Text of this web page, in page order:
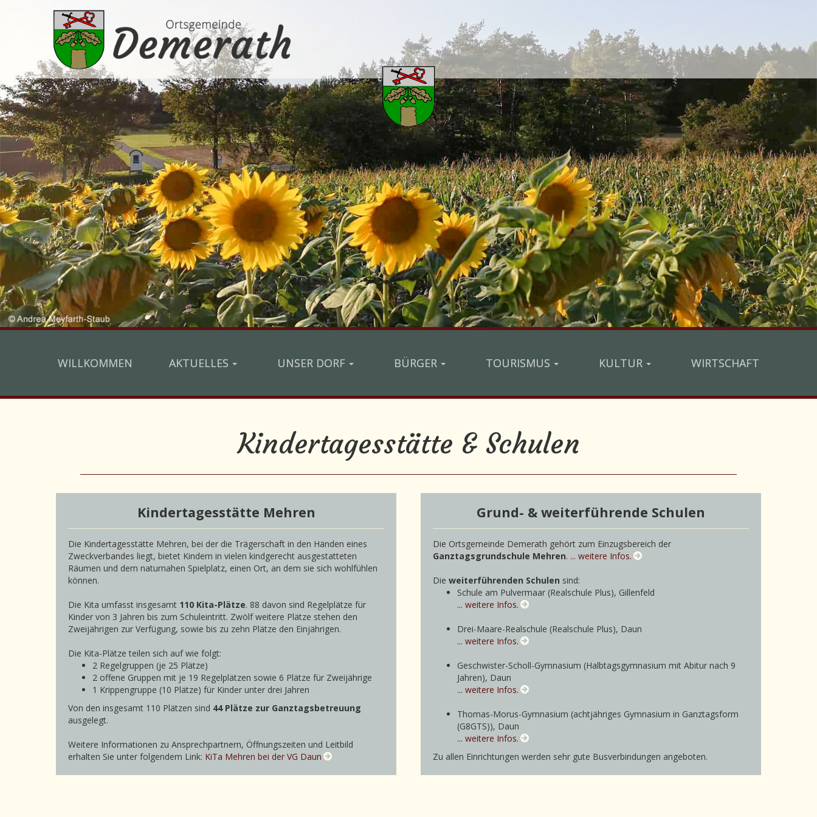
WILLKOMMEN AKTUELLES UNSER DORF BÜRGER TOURISMUS KULTUR WIRTSCHAFT
Kindertagesstätte & Schulen
Kindertagesstätte Mehren
Die Kindertagesstätte Mehren, bei der die Trägerschaft in den Händen eines
Zweckverbandes liegt, bietet Kindern in vielen kindgerecht ausgestatteten
Räumen und dem naturnahen Spielplatz, einen Ort, an dem sie sich wohlfühlen
können.
Die Kita umfasst insgesamt 110 Kita-Plätze. 88 davon sind Regelplätze für
Kinder von 3 Jahren bis zum Schuleintritt. Zwölf weitere Plätze stehen den
Zweijährigen zur Verfügung, sowie bis zu zehn Plätze den Einjährigen.
Die Kita-Plätze teilen sich auf wie folgt:
2 Regelgruppen (je 25 Plätze)
2 offene Gruppen mit je 19 Regelplätzen sowie 6 Plätze für Zweijährige
1 Krippengruppe (10 Plätze) für Kinder unter drei Jahren
Von den insgesamt 110 Plätzen sind 44 Plätze zur Ganztagsbetreuung
ausgelegt.
Weitere Informationen zu Ansprechpartnern, Öffnungszeiten und Leitbild
erhalten Sie unter folgendem Link: KiTa Mehren bei der VG Daun
Grund- & weiterführende Schulen
Die Ortsgemeinde Demerath gehört zum Einzugsbereich der
Ganztagsgrundschule Mehren. ... weitere Infos.
Die weiterführenden Schulen sind:
Schule am Pulvermaar (Realschule Plus), Gillenfeld
... weitere Infos.
Drei-Maare-Realschule (Realschule Plus), Daun
... weitere Infos.
Geschwister-Scholl-Gymnasium (Halbtagsgymnasium mit Abitur nach 9
Jahren), Daun
... weitere Infos.
Thomas-Morus-Gymnasium (achtjähriges Gymnasium in Ganztagsform
(G8GTS)), Daun
... weitere Infos.
Zu allen Einrichtungen werden sehr gute Busverbindungen angeboten.